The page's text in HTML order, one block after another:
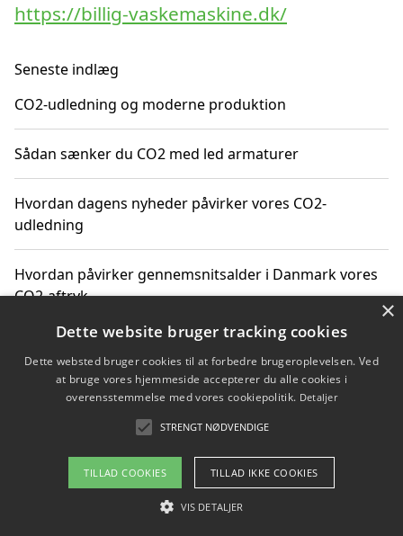
https://billig-vaskemaskine.dk/
Seneste indlæg
CO2-udledning og moderne produktion
Sådan sænker du CO2 med led armaturer
Hvordan dagens nyheder påvirker vores CO2-
udledning
Hvordan påvirker gennemsnitsalder i Danmark vores
CO2-aftryk
Hvordan nyheder om CO2-udledning påvirker vores
hverdag
Om / kontakt
Blog Betingelser
×
Dette website bruger tracking cookies
Dette websted bruger cookies til at forbedre brugeroplevelsen. Ved
at bruge vores hjemmeside accepterer du alle cookies i
overensstemmelse med vores cookiepolitik. Detaljer
STRENGT NØDVENDIGE
TILLAD COOKIES TILLAD IKKE COOKIES
VIS DETALJER